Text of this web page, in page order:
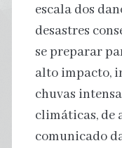
escala dos
desastres
se preparar
alto impacto,
chuvas
climáticas, de
comunicado